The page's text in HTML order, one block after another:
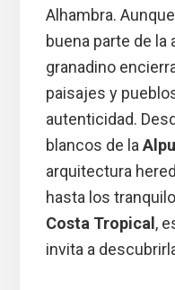
Alhambra.
buena parte de
granadino
paisajes y
autenticidad.
blancos de la
arquitectura
hasta los
Costa Tropical ,
invita a